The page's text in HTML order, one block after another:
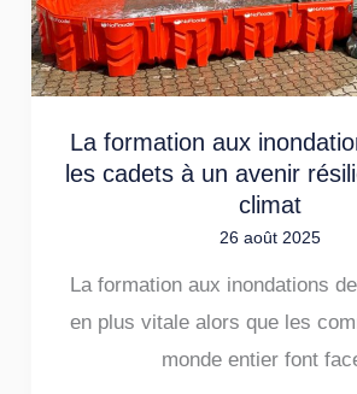
La formation aux
les cadets à un avenir
climat
26 août 2025
La formation aux inondations
en plus vitale alors que les
monde entier font
prépare
les
cadets
à
un
avenir
résilient
face
au
climat